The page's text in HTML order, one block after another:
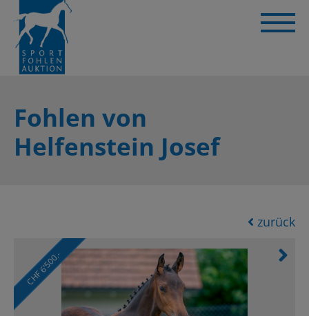
Fohlen von
Helfenstein Josef
zurück
CHF 6’500.-